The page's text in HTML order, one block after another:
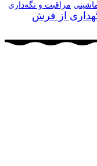
مراقبت و نگه‌داری
از فرش